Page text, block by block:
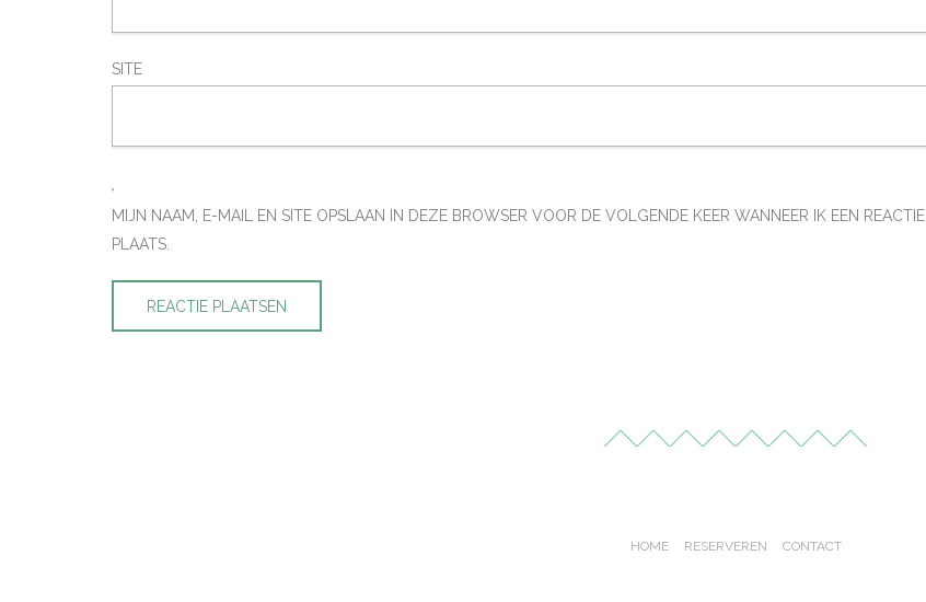
SITE
MIJN NAAM, E-MAIL EN SITE OPSLAAN IN DEZE BROWSER VOOR DE VOLGENDE KEER WANNEER IK EEN REACTIE
PLAATS.
HOME RESERVEREN CONTACT